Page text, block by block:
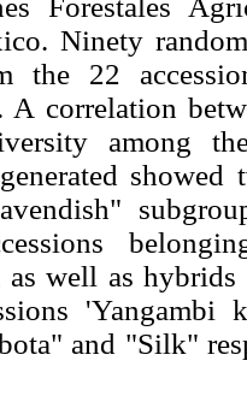
Forestales
Ninety
the 22
A correlation
among
as well as
and "Silk"